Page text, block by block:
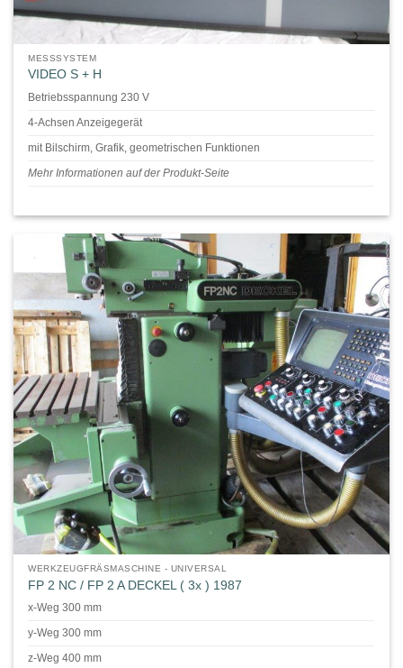
MESSSYSTEM
VIDEO S + H
Betriebsspannung 230 V
4-Achsen Anzeigegerät
mit Bilschirm, Grafik, geometrischen Funktionen
Mehr Informationen auf der Produkt-Seite
WERKZEUGFRÄSMASCHINE - UNIVERSAL
FP 2 NC / FP 2 A DECKEL ( 3x ) 1987
x-Weg 300 mm
y-Weg 300 mm
z-Weg 400 mm